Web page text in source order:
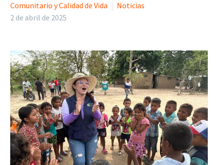
Comunitario y Calidad de Vida
Noticias
2 de abril de 2025